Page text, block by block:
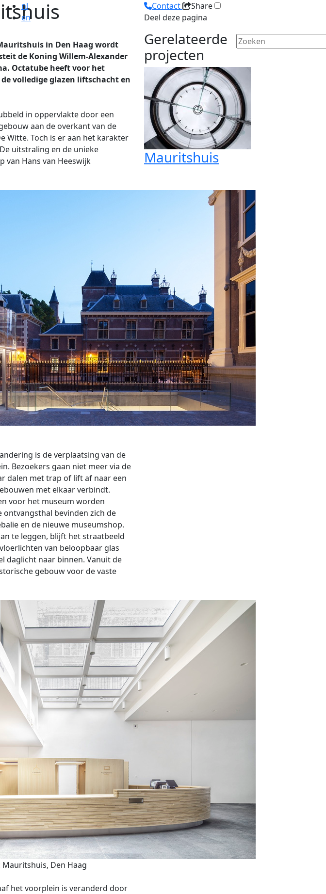
nl
en
in Den Haag wordt
de Koning Willem-Alexander
Octatube heeft voor het
volledige glazen liftschacht en
in oppervlakte door een
aan de overkant van de
Witte. Toch is er aan het karakter
uitstraling en de unieke
van Hans van Heeswijk
is de verplaatsing van de
Bezoekers gaan niet meer via de
dalen met trap of lift af naar een
met elkaar verbindt.
voor het museum worden
bevinden zich de
en de nieuwe museumshop.
te leggen, blijft het straatbeeld
van beloopbaar glas
daglicht naar binnen. Vanuit de
gebouw voor de vaste
Den Haag
het voorplein is veranderd door
Contact
Share
Deel deze pagina
Gerelateerde
projecten
Mauritshuis